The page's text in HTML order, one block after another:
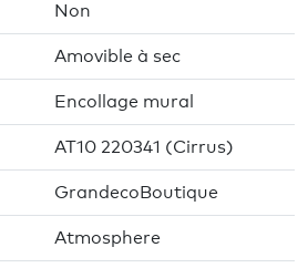
Non
Amovible à sec
Encollage mural
AT10 220341 (Cirrus)
GrandecoBoutique
Atmosphere